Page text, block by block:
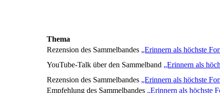
Thema
Rezension des Sammelbandes „Erinnern als höchste
YouTube-Talk über den Sammelband „Erinnern als
Rezension des Sammelbandes „Erinnern als höchste
Empfehlung des Sammelbandes „Erinnern als höchste